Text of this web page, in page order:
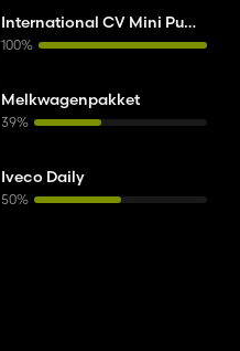
International CV Mini Pumper
100%
Melkwagenpakket
39%
Iveco Daily
50%